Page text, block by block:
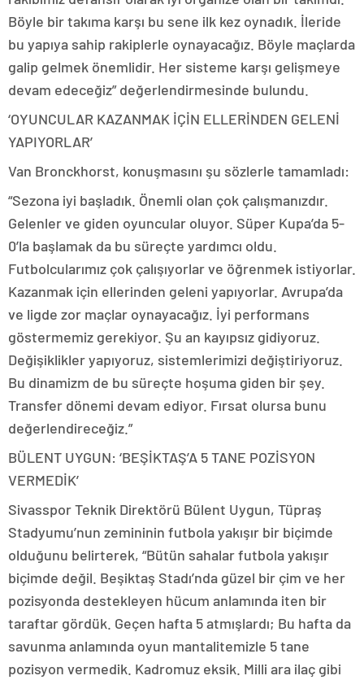
Böyle bir takıma karşı bu sene ilk kez oynadık. İleride
bu yapıya sahip rakiplerle oynayacağız. Böyle maçlarda
galip gelmek önemlidir. Her sisteme karşı gelişmeye
devam edeceğiz” değerlendirmesinde bulundu.
‘OYUNCULAR KAZANMAK İÇİN ELLERİNDEN GELENİ
YAPIYORLAR’
Van Bronckhorst, konuşmasını şu sözlerle tamamladı:
“Sezona iyi başladık. Önemli olan çok çalışmanızdır.
Gelenler ve giden oyuncular oluyor. Süper Kupa’da 5-
0’la başlamak da bu süreçte yardımcı oldu.
Futbolcularımız çok çalışıyorlar ve öğrenmek istiyorlar.
Kazanmak için ellerinden geleni yapıyorlar. Avrupa’da
ve ligde zor maçlar oynayacağız. İyi performans
göstermemiz gerekiyor. Şu an kayıpsız gidiyoruz.
Değişiklikler yapıyoruz, sistemlerimizi değiştiriyoruz.
Bu dinamizm de bu süreçte hoşuma giden bir şey.
Transfer dönemi devam ediyor. Fırsat olursa bunu
değerlendireceğiz.”
BÜLENT UYGUN: ‘BEŞİKTAŞ’A 5 TANE POZİSYON
VERMEDİK’
Sivasspor Teknik Direktörü Bülent Uygun, Tüpraş
Stadyumu’nun zemininin futbola yakışır bir biçimde
olduğunu belirterek, “Bütün sahalar futbola yakışır
biçimde değil. Beşiktaş Stadı’nda güzel bir çim ve her
pozisyonda destekleyen hücum anlamında iten bir
taraftar gördük. Geçen hafta 5 atmışlardı; Bu hafta da
savunma anlamında oyun mantalitemizle 5 tane
pozisyon vermedik. Kadromuz eksik. Milli ara ilaç gibi